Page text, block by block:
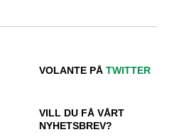
VOLANTE PÅ TWITTER
VILL DU FÅ VÅRT
NYHETSBREV?